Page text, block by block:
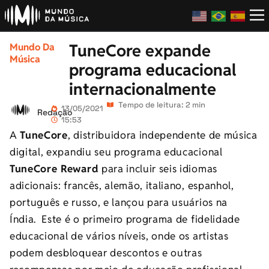
Mundo Da
Música
TuneCore expande
programa educacional
internacionalmente
Redação13/05/2021
15:53
Tempo de leitura: 2 min
ATuneCore, distribuidora independente de música
digital, expandiu seu programa educacional
TuneCore Reward para incluir seis idiomas
adicionais: francês, alemão, italiano, espanhol,
português e russo, e lançou para usuários na
Índia. Este é o primeiro programa de fidelidade
educacional de vários níveis, onde os artistas
podem desbloquear descontos e outras